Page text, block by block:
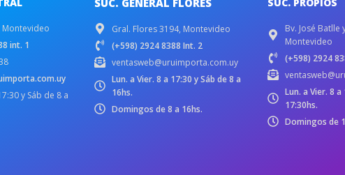
int. 1
y Sáb de 8 a
Gral. Flores 3194, Montevideo
(+598) 2924 8388 Int. 2
ventasweb@uruimporta.com.uy
Lun. a Vier. 8 a 17:30 y Sáb de 8 a
16hs.
Domingos de 8 a 16hs.
Bv. José Batlle
Montevideo
(+598) 2924
Lun. a Vier. 8 a
17:30hs.
Domingos de